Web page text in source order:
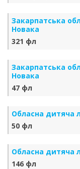
Закарпатська
Новака
321 фл
Закарпатська
Новака
47 фл
Обласна дитяча
50 фл
Обласна дитяча
146 фл